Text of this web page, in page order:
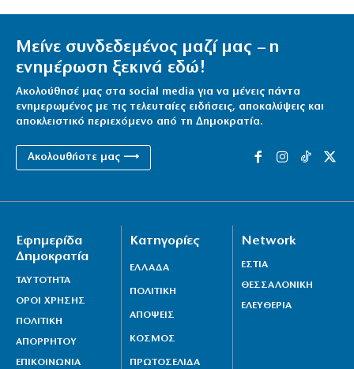
Μείνε συνδεδεμένος μαζί μας – η
ενημέρωση ξεκινά εδώ!
Ακολούθησέ μας στα social media για να μένεις πάντα
ενημερωμένος με τις τελευταίες ειδήσεις, αποκαλύψεις και
αποκλειστικό περιεχόμενο από τη Δημοκρατία.
Ακολουθήστε μας ⟶
Εφημερίδα
Δημοκρατία
ΤΑΥΤΟΤΗΤΑ
ΟΡΟΙ ΧΡΗΣΗΣ
ΠΟΛΙΤΙΚΗ
ΑΠΟΡΡΗΤΟΥ
ΕΠΙΚΟΙΝΩΝΙΑ
Κατηγορίες
ΕΛΛΑΔΑ
ΠΟΛΙΤΙΚΗ
ΑΠΟΨΕΙΣ
ΚΟΣΜΟΣ
ΠΡΩΤΟΣΕΛΙΔΑ
Network
ΕΣΤΙΑ
ΘΕΣΣΑΛΟΝΙΚΗ
ΕΛΕΥΘΕΡΙΑ